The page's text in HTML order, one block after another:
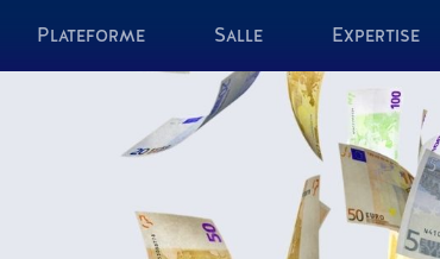
Plateforme Salle Expertise